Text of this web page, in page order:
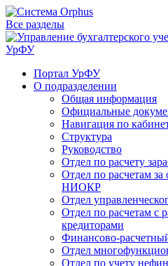
Все разделы
Портал УрФУ
О подразделении
Общая информация
Официальные
Навигация по
Структура
Руководство
Отдел по расчету
Отдел по расчетам за
НИОКР
Отдел
Отдел по расчетам с
кредиторами
Финансово-
Отдел
Отдел по учету